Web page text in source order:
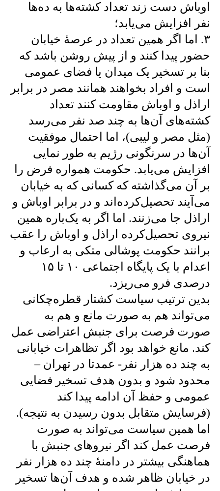
اوباش دست زند تعداد کشته‌ها به ده‌ها
نفر افزایش می‌یابد؛
۳. اما اگر همین تعداد در عرصهٔ خیابان
حضور پیدا کنند و از پیش روشن باشد که
بنا بر تسخیر یک میدان یا فضای عمومی
است و افراد بخواهند همانند مصر در برابر
اراذل و اوباش مقاومت کنند تعداد
کشته‌های آن‌ها به چند صد نفر می‌رسد
(مثل مصر و لیبی)، اما احتمال موفقیت
آن‌ها در سرنگونی رژیم به طور نمایی
افزایش می‌یابد. حکومت همواره فرض را
بر آن می‌گذاشته که کسانی که به خیابان
می‌آیند تحصیل‌کرده‌اند و در برابر اوباش و
اراذل جا می‌زنند. اما اگر به یک‌باره همین
نیروی تحصیل‌کرده اراذل و اوباش را عقب
برانند حکومت پوشالی متکی به ارعاب و
اعدام با یک پایگاه اجتماعی ۱۰ تا ۱۵
درصدی فرو می‌ریزد.
بدین ترتیب سیاست کشتار قطره‌چکانی
می‌تواند هم به صورت مانع و هم به
صورت فرصت برای جنبش اعتراضی عمل
کند. مانع خواهد بود اگر تظاهرات خیابانی
به چند ده هزار نفر- عمدتا در تهران –
محدود شود و بدون هدف تسخیر فضایی
عمومی و حفظ آن ادامه پیدا کند
(فرسایش متقابل بدون رسیدن به نتیجه).
اما همین سیاست می‌تواند به صورت
فرصت عمل کند اگر نیروهای جنبش با
هماهنگی بیشتر در دامنهٔ چند ده هزار نفر
در خیابان ظاهر شده و هدف آن‌ها تسخیر